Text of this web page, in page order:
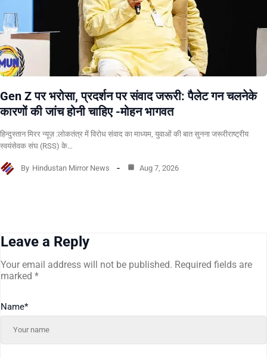
Gen Z पर भरोसा, प्रदर्शन पर संवाद जरूरी: पैलेट गन चलनेके
कारणों की जांच होनी चाहिए -मोहन भागवत
हिन्दुस्तान मिरर न्यूज़ :लोकतंत्र में विरोध संवाद का माध्यम, युवाओं की बात सुनना जरूरीराष्ट्रीय
स्वयंसेवक संघ (RSS) के…
By Hindustan Mirror News Aug 7, 2026
Leave a Reply
Your email address will not be published. Required fields are
marked *
Name*